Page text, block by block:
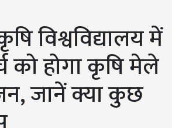
विश्वविद्यालय में
को होगा कृषि मेले
जानें क्या कुछ